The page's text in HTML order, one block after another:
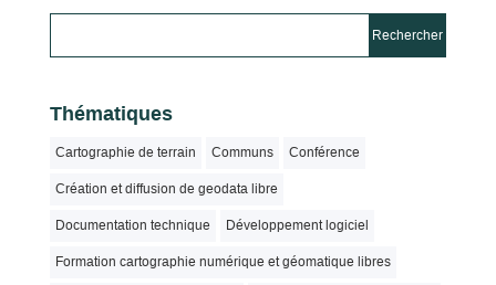
Thématiques
Cartographie de terrain Communs Conférence
Création et diffusion de geodata libre
Documentation technique Développement logiciel
Formation cartographie numérique et géomatique libres